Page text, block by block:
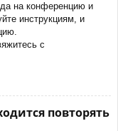
на конференцию и
инструкциям, и
с
повторять